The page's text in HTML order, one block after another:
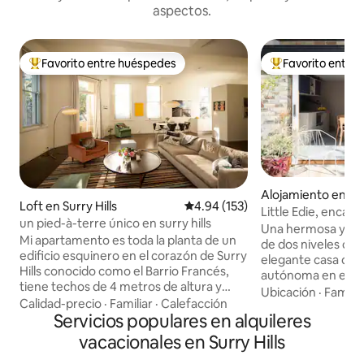
aspectos.
Favorito entre huéspedes preferido
Favorito entre huéspedes
Loft en Surry Hills Calificación promedio: 4.94 de
4.94 (153)
un pied-à-terre único en surry hills
Mi apartamento es toda la planta de un
edificio esquinero en el corazón de Surry
Hills conocido como el Barrio Francés,
tiene techos de 4 metros de altura y
ventanas en todos los lados que le dan
una sensación de ligereza. La sala de
estar de planta abierta tiene una nueva
cocina de diseño arquitectónico,
Calidad-precio · Familiar · Calefacción
Favorito entre
Favorito entre
Alojamiento en
Little Edie,
diseñada por un
Una hermosa y
de dos niveles
elegante casa de
autónoma en el
frondosas calles
arquitectónico
el lugar perfecto
relajarte durante
Ubicación ·
Servicios populares en alquileres
vacacionales en Surry Hills